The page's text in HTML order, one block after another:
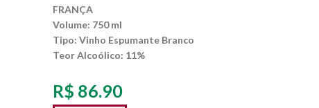
FRANÇA
Volume: 750 ml
Tipo: Vinho Espumante Branco
Teor Alcoólico: 11%
R$ 86.90